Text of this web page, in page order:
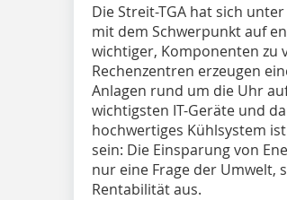
Die Streit-TGA hat sich
mit dem Schwerpunkt auf
wichtiger, Komponenten zu
Rechenzentren erzeugen
Anlagen rund um die Uhr
wichtigsten IT-Geräte und
hochwertiges Kühlsystem
sein: Die Einsparung von
nur eine Frage der Umwelt,
Rentabilität aus.